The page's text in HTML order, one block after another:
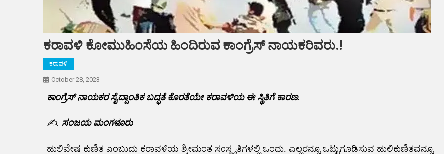
ಕರಾವಳಿ ಕೋಮುಹಿಂಸೆಯ ಹಿಂದಿರುವ ಕಾಂಗ್ರೆಸ್ ನಾಯಕರಿವರು.!
ಕರಾವಳಿ
October 28, 2023
ಕಾಂಗ್ರೆಸ್ ನಾಯಕರ ಸೈದ್ದಾಂತಿಕ ಬದ್ಧತೆ ಕೊರತೆಯೇ ಕರಾವಳಿಯ ಈ ಸ್ಥಿತಿಗೆ ಕಾರಣ.
✍️. ಸಂಜಯ ಮಂಗಳೂರು
ಹುಲಿವೇಷ ಕುಣಿತ ಎಂಬುದು ಕರಾವಳಿಯ ಶ್ರೀಮಂತ ಸಂಸ್ಲೃತಿಗಳಲ್ಲಿ ಒಂದು. ಎಲ್ಲರನ್ನೂ ಒಟ್ಟುಗೂಡಿಸುವ ಹುಲಿಕುಣಿತವನ್ನೂ